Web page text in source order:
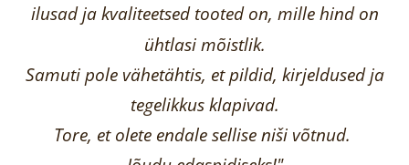
ilusad ja kvaliteetsed tooted on, mille hind on
ühtlasi mõistlik.
Samuti pole vähetähtis, et pildid, kirjeldused ja
tegelikkus klapivad.
Tore, et olete endale sellise niši võtnud.